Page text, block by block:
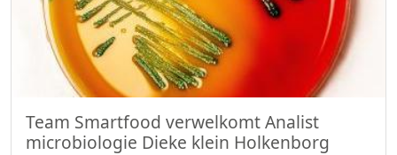
Team Smartfood verwelkomt Analist
microbiologie Dieke klein Holkenborg